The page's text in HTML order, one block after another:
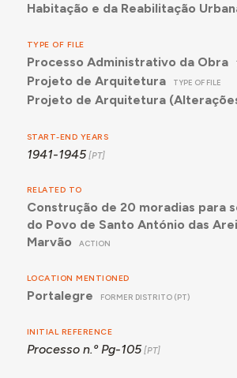
Habitação e da Reabilitação
TYPE OF FILE
Processo Administrativo da Obra
Projeto de Arquitetura TYPE OF FILE
Projeto de Arquitetura
START-END YEARS
1941-1945
RELATED TO
Construção de 20 moradias para
do Povo de Santo António das
Marvão
ACTION
LOCATION MENTIONED
Portalegre FORMER DISTRITO (PT)
INITIAL REFERENCE
Processo n.º Pg-105